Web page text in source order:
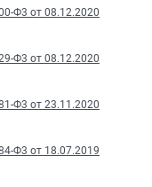
Ф3 от 08.12.2020
Ф3 от 08.12.2020
Ф3 от 23.11.2020
Ф3 от 18.07.2019